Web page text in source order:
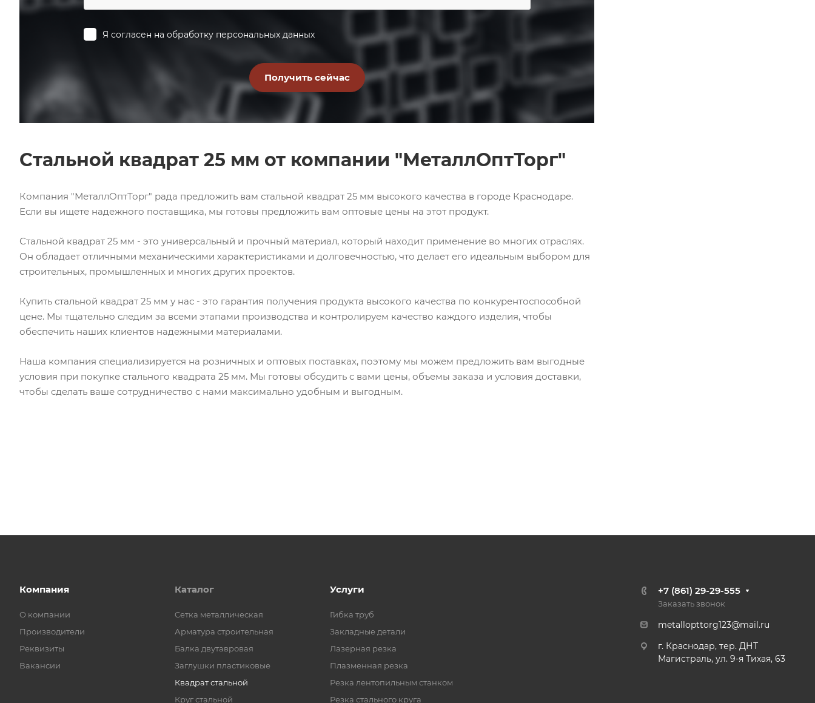
Я согласен на обработку персональных данных
Стальной квадрат 25 мм от компании "МеталлОптТорг"
Компания "МеталлОптТорг" рада предложить вам стальной квадрат 25 мм высокого качества в городе Краснодаре.
Если вы ищете надежного поставщика, мы готовы предложить вам оптовые цены на этот продукт.
Стальной квадрат 25 мм - это универсальный и прочный материал, который находит применение во многих отраслях.
Он обладает отличными механическими характеристиками и долговечностью, что делает его идеальным выбором для
строительных, промышленных и многих других проектов.
Купить стальной квадрат 25 мм у нас - это гарантия получения продукта высокого качества по конкурентоспособной
цене. Мы тщательно следим за всеми этапами производства и контролируем качество каждого изделия, чтобы
обеспечить наших клиентов надежными материалами.
Наша компания специализируется на розничных и оптовых поставках, поэтому мы можем предложить вам выгодные
условия при покупке стального квадрата 25 мм. Мы готовы обсудить с вами цены, объемы заказа и условия доставки,
чтобы сделать ваше сотрудничество с нами максимально удобным и выгодным.
Компания
О компании
Производители
Реквизиты
Вакансии
Каталог
Cетка металлическая
Арматура строительная
Балка двутавровая
Заглушки пластиковые
Квадрат стальной
Круг стальной
Услуги
Гибка труб
Закладные детали
Лазерная резка
Плазменная резка
Резка лентопильным станком
Резка стального круга
+7 (861) 29-29-555
Заказать звонок
metallopttorg123@mail.ru
г. Краснодар, тер. ДНТ
Магистраль, ул. 9-я Тихая, 63